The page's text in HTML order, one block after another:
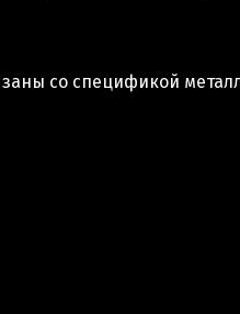
со спецификой